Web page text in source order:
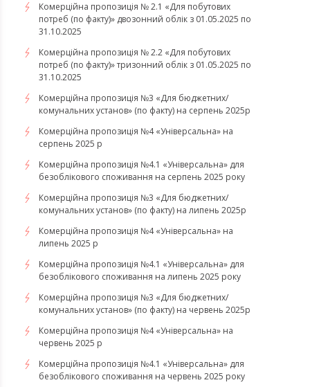
Комерційна пропозиція № 2.1 «Для побутових
потреб (по факту)» двозонний облік з 01.05.2025 по
31.10.2025
Комерційна пропозиція № 2.2 «Для побутових
потреб (по факту)» тризонний облік з 01.05.2025 по
31.10.2025
Комерційна пропозиція №3 «Для бюджетних/
комунальних установ» (по факту) на серпень 2025р
Комерційна пропозиція №4 «Універсальна» на
серпень 2025 р
Комерційна пропозиція №4.1 «Універсальна» для
безоблікового споживання на серпень 2025 року
Комерційна пропозиція №3 «Для бюджетних/
комунальних установ» (по факту) на липень 2025р
Комерційна пропозиція №4 «Універсальна» на
липень 2025 р
Комерційна пропозиція №4.1 «Універсальна» для
безоблікового споживання на липень 2025 року
Комерційна пропозиція №3 «Для бюджетних/
комунальних установ» (по факту) на червень 2025р
Комерційна пропозиція №4 «Універсальна» на
червень 2025 р
Комерційна пропозиція №4.1 «Універсальна» для
безоблікового споживання на червень 2025 року